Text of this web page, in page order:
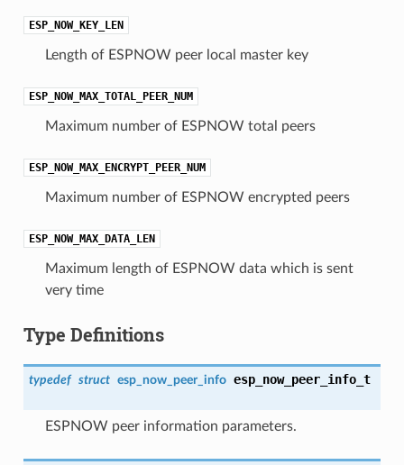
ESP_NOW_KEY_LEN
Length of ESPNOW peer local master key
ESP_NOW_MAX_TOTAL_PEER_NUM
Maximum number of ESPNOW total peers
ESP_NOW_MAX_ENCRYPT_PEER_NUM
Maximum number of ESPNOW encrypted peers
ESP_NOW_MAX_DATA_LEN
Maximum length of ESPNOW data which is sent
very time
Type Definitions
typedef struct esp_now_peer_info esp_now_peer_info_t
ESPNOW peer information parameters.